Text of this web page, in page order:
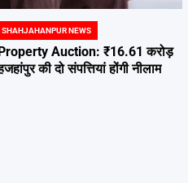
SHAHJAHANPUR NEWS
Auction: ₹16.61 करोड़
की दो संपत्तियां होंगी नीलाम